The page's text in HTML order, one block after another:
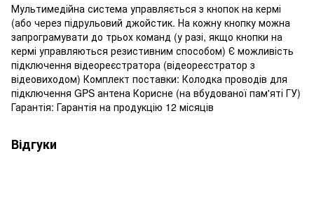
Мультимедійна система управляється з кнопок на кермі
(або через підрульовий джойстик. На кожну кнопку можна
запрограмувати до трьох команд (у разі, якщо кнопки на
кермі управляються резистивним способом) Є можливість
підключення відеореєстратора (відеореєстратор з
відеовиходом) Комплект поставки: Колодка проводів для
підключення GPS антена Корисне (на вбудованої пам'яті ГУ)
Гарантія: Гарантія на продукцію 12 місяців
Відгуки